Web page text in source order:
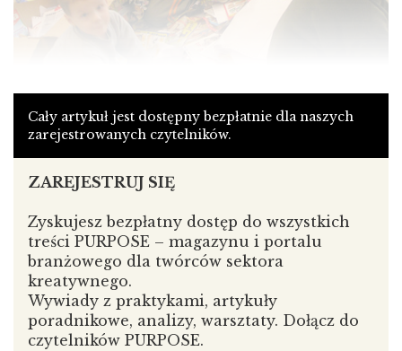
Portret Konsumenta
OFON?
Wymiany doświadczeń, zapoznania z nowymi
metodami pracy pedagogicznej i artystycznej, poznania
innych osób pracujących w oświacie, kulturze, ich
działań, opinii. Szukam nowych perspektyw, możliwości
rozwoju, podnoszenia kwalifikacji.
Cały artykuł jest dostępny bezpłatnie dla naszych
zarejestrowanych czytelników.
ZAREJESTRUJ SIĘ
Zyskujesz bezpłatny dostęp do wszystkich
treści PURPOSE – magazynu i portalu
branżowego dla twórców sektora
kreatywnego.
Wywiady z praktykami, artykuły
poradnikowe, analizy, warsztaty. Dołącz do
czytelników PURPOSE.